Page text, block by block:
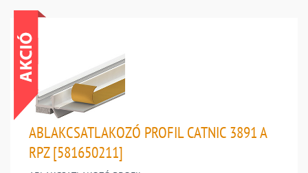
ABLAKCSATLAKOZÓ PROFIL CATNIC 3891 A
RPZ [581650211]